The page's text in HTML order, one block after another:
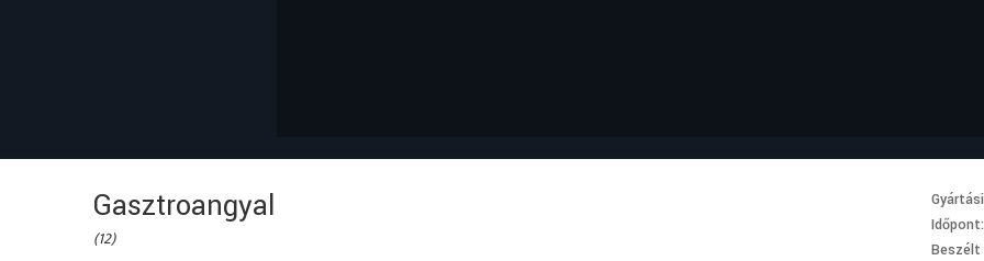
Gasztroangyal
(12)
Időpont: